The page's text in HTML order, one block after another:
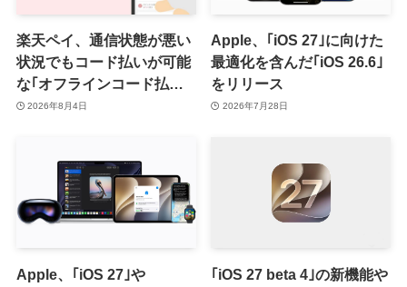
楽天ペイ、通信状態が悪い
状況でもコード払いが可能
な｢オフラインコード払い｣
を提供開始 ｰ まずはiOS版
2026年8月4日
Apple、｢iOS 27｣に向けた
最適化を含んだ｢iOS 26.6｣
をリリース
2026年7月28日
Apple、｢iOS 27｣や ｢iOS 27 beta 4｣の新機能や